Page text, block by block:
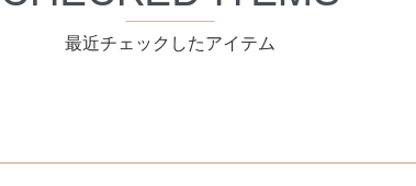
最近チェックしたアイテム